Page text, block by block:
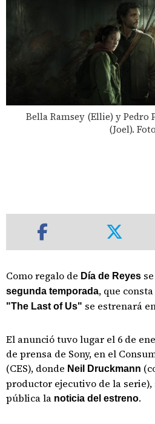
Bella Ramsey (Ellie) y Pedro
(Joel).
Como regalo de Día de Reyes
segunda temporada, que
"The Last of Us" se estrenará
El anunció tuvo lugar el 6 de
de prensa de Sony, en el
(CES), donde Neil Druckmann
productor ejecutivo de la serie),
pública la noticia del estreno.